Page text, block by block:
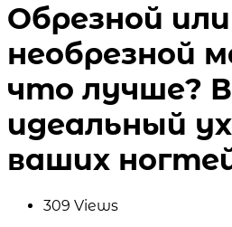
Обрезной или
необрезной
что лучше?
идеальный
ваших
309 Views